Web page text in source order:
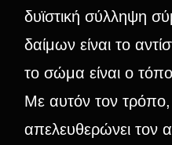
δυϊστική σύλληψη
δαίμων είναι το
το σώμα είναι ο
Με αυτόν τον
απελευθερώνει τον